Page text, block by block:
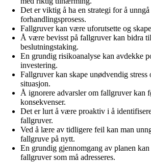
Det er viktig å ha en strategi for å
forhandlingsprosess.
Fallgruver kan være uforutsette og
Å være bevisst på fallgruver kan bidra
beslutningstaking.
En grundig risikoanalyse kan avdekke
investering.
Fallgruver kan skape unødvendig stress
situasjon.
Å ignorere advarsler om fallgruver kan
konsekvenser.
Det er lurt å være proaktiv i å
fallgruver.
Ved å lære av tidligere feil kan man
fallgruve på nytt.
En grundig gjennomgang av planen
fallgruver som må adresseres.